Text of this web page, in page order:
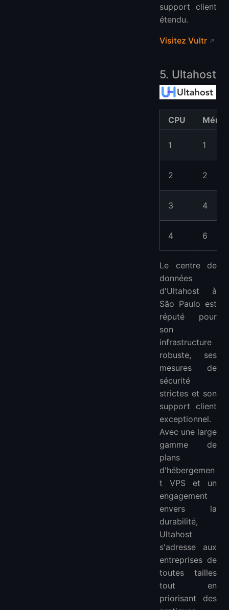
support client
étendu.
Visitez Vultr
5. Ultahost
CPU
1 1
2 2
3 4
4 6
Le centre de
données
d'Ultahost à
São Paulo est
réputé pour
son
infrastructure
robuste, ses
mesures de
sécurité
strictes et son
support client
exceptionnel.
Avec une large
gamme de
plans
d'hébergemen
t VPS et un
engagement
envers la
durabilité,
Ultahost
s'adresse aux
entreprises de
toutes tailles
tout en
priorisant des